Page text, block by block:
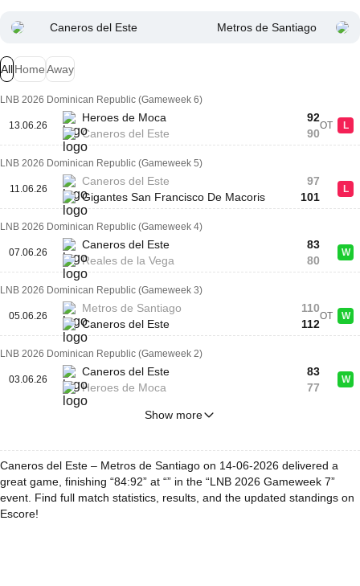
Caneros del Este Metros de Santiago
AllHomeAway
LNB 2026 Dominican Republic (Gameweek 6)
13.06.26
Heroes de Moca
Caneros del Este
92
90
OT L
LNB 2026 Dominican Republic (Gameweek 5)
11.06.26
Caneros del Este
Gigantes San Francisco De Macoris
97
101
L
LNB 2026 Dominican Republic (Gameweek 4)
07.06.26
Caneros del Este
Reales de la Vega
83
80
W
LNB 2026 Dominican Republic (Gameweek 3)
05.06.26
Metros de Santiago
Caneros del Este
110
112
OT W
LNB 2026 Dominican Republic (Gameweek 2)
03.06.26
Caneros del Este
Heroes de Moca
83
77
W
Show more
Caneros del Este – Metros de Santiago on 14-06-2026 delivered a
great game, finishing “84:92” at “” in the “LNB 2026 Gameweek 7”
event. Find full match statistics, results, and the updated standings on
Escore!